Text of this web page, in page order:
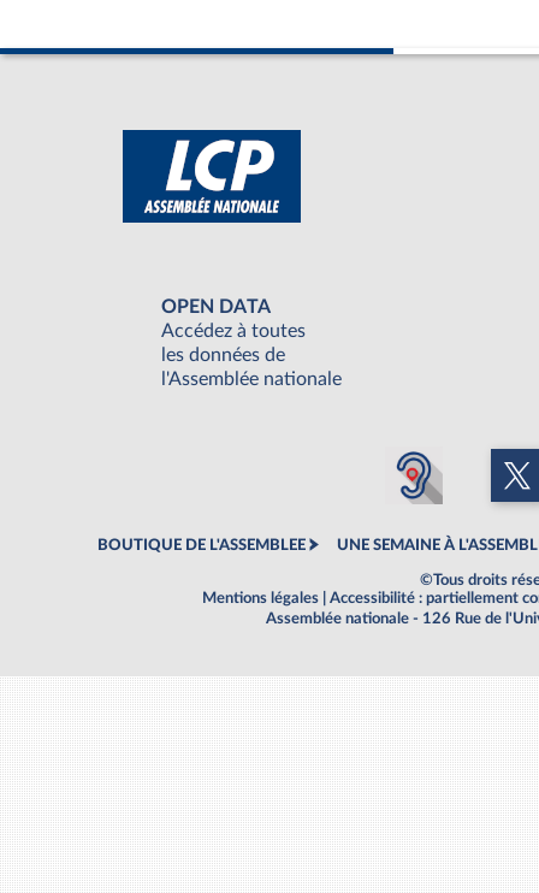
OPEN DATA
Accédez à toutes
les données de
l'Assemblée nationale
BOUTIQUE DE L'ASSEMBLEE UNE SEMAINE À
©Tous droits
Mentions légales
Accessibilité : partiellement
Assemblée nationale - 126 Rue de